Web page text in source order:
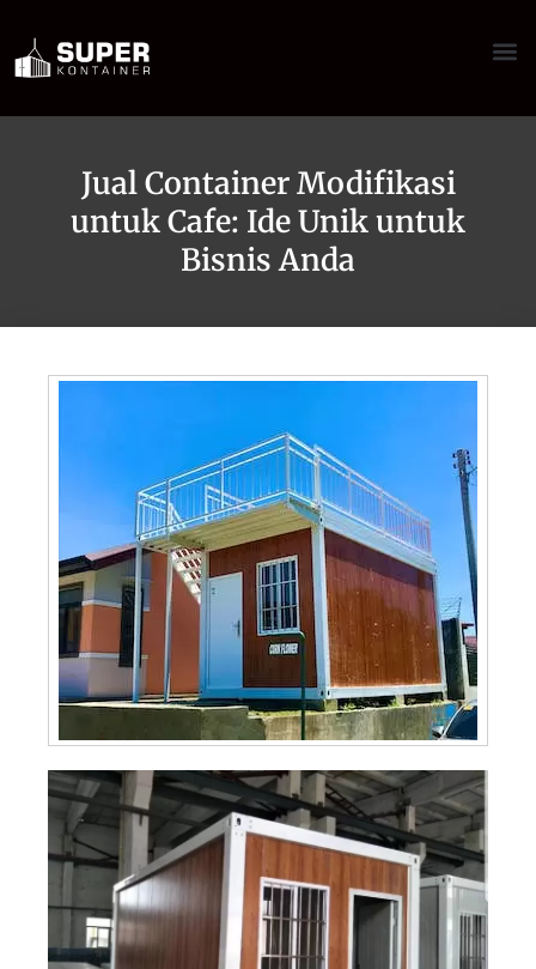
Jual Container Modifikasi
untuk Cafe: Ide Unik untuk
Bisnis Anda